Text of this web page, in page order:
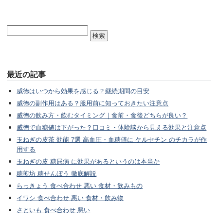
最近の記事
威徳はいつから効果を感じる？継続期間の目安
威徳の副作用はある？服用前に知っておきたい注意点
威徳の飲み方・飲むタイミング｜食前・食後どちらが良い？
威徳で血糖値は下がった？口コミ・体験談から見える効果と注意点
玉ねぎの皮茶 効能 7選 高血圧・血糖値に ケルセチン のチカラが作
用する
玉ねぎの皮 糖尿病 に効果があるというのは本当か
糖煎坊 糖せんぼう 徹底解説
らっきょう 食べ合わせ 悪い 食材・飲みもの
イワシ 食べ合わせ 悪い 食材・飲み物
さといも 食べ合わせ 悪い